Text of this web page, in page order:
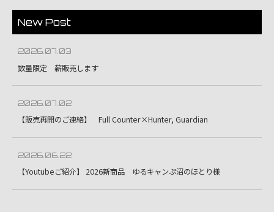
New Post
2026.07.03
数量限定 薪販売します
2026.07.02
【販売再開のご連絡】 Full Counter×Hunter, Guardian
2026.06.22
【Youtubeご紹介】 2026新商品 ゆるキャンぷ沼のほとり様